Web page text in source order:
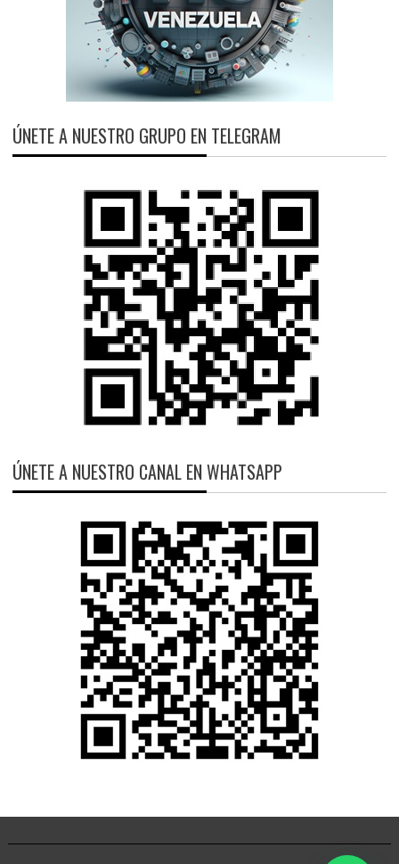
ÚNETE A NUESTRO GRUPO EN TELEGRAM
ÚNETE A NUESTRO CANAL EN WHATSAPP